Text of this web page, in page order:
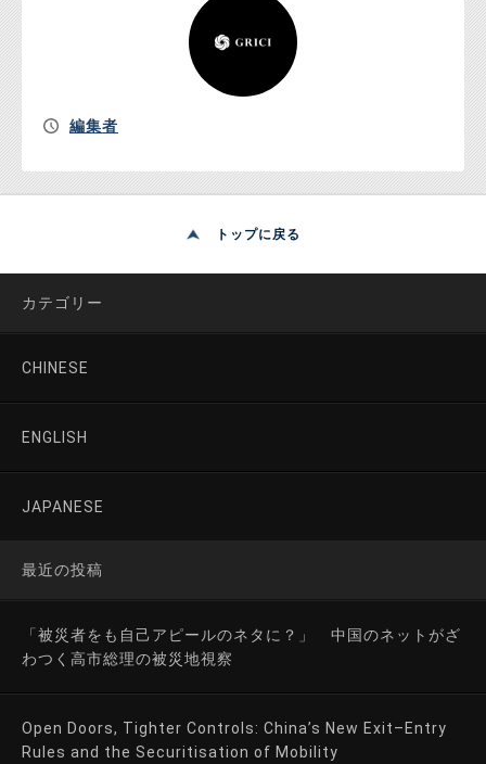
編集者
トップに戻る
カテゴリー
CHINESE
ENGLISH
JAPANESE
最近の投稿
「被災者をも自己アピールのネタに？」 中国のネットがざ
わつく高市総理の被災地視察
Open Doors, Tighter Controls: China’s New Exit–Entry
Rules and the Securitisation of Mobility